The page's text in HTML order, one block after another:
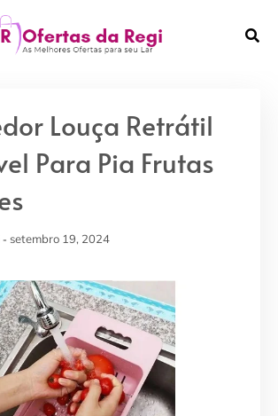
Louça Retrátil
Para Pia Frutas
setembro 19, 2024